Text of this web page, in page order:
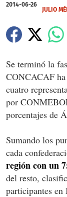
2014-06-26
JULIO
Se terminó la
CONCACAF
cuatro
por
porcentajes de
Sumando los
cada
región con un
del resto,
participantes en